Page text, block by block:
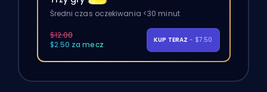
Średni czas oczekiwania <30 minut
$12.00
$2.50 za mecz
KUP TERAZ - $7.50